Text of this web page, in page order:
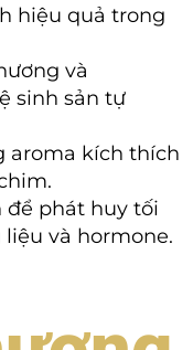
hiệu quả trong
và
sinh sản tự
aroma kích thích
để phát huy tối
và hormone.